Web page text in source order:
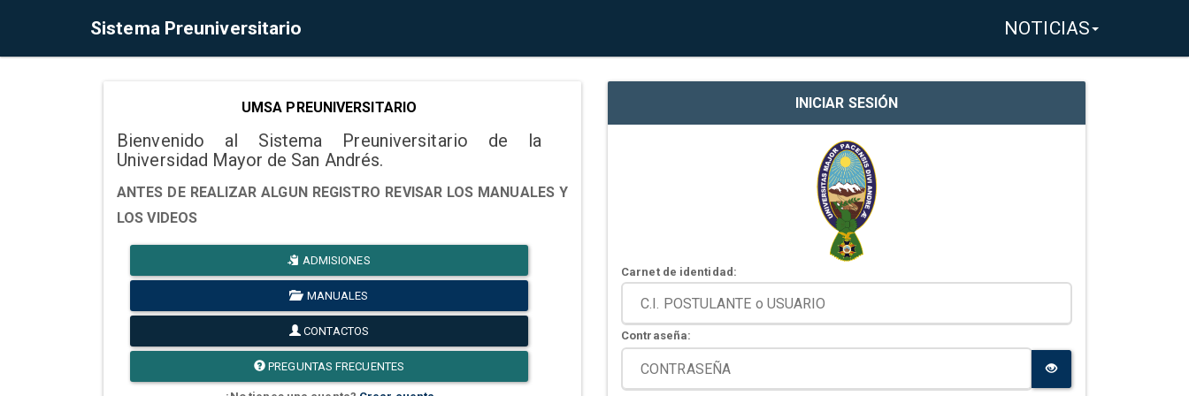
Sistema Preuniversitario NOTICIAS
UMSA PREUNIVERSITARIO
Bienvenido al Sistema Preuniversitario de la
Universidad Mayor de San Andrés.
ANTES DE REALIZAR ALGUN REGISTRO REVISAR LOS MANUALES Y
LOS VIDEOS
ADMISIONES
MANUALES
CONTACTOS
PREGUNTAS FRECUENTES
INICIAR SESIÓN
Carnet de identidad:
Contraseña: